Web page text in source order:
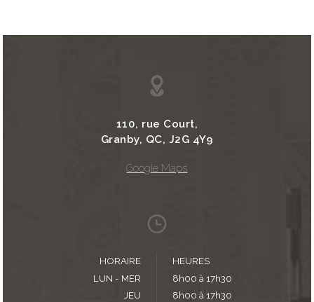
110, rue Court,
Granby, QC, J2G 4Y9
Google Maps
HORAIRE
HEURES
LUN - MER
8h00 à 17h30
JEU
8h00 à 17h30